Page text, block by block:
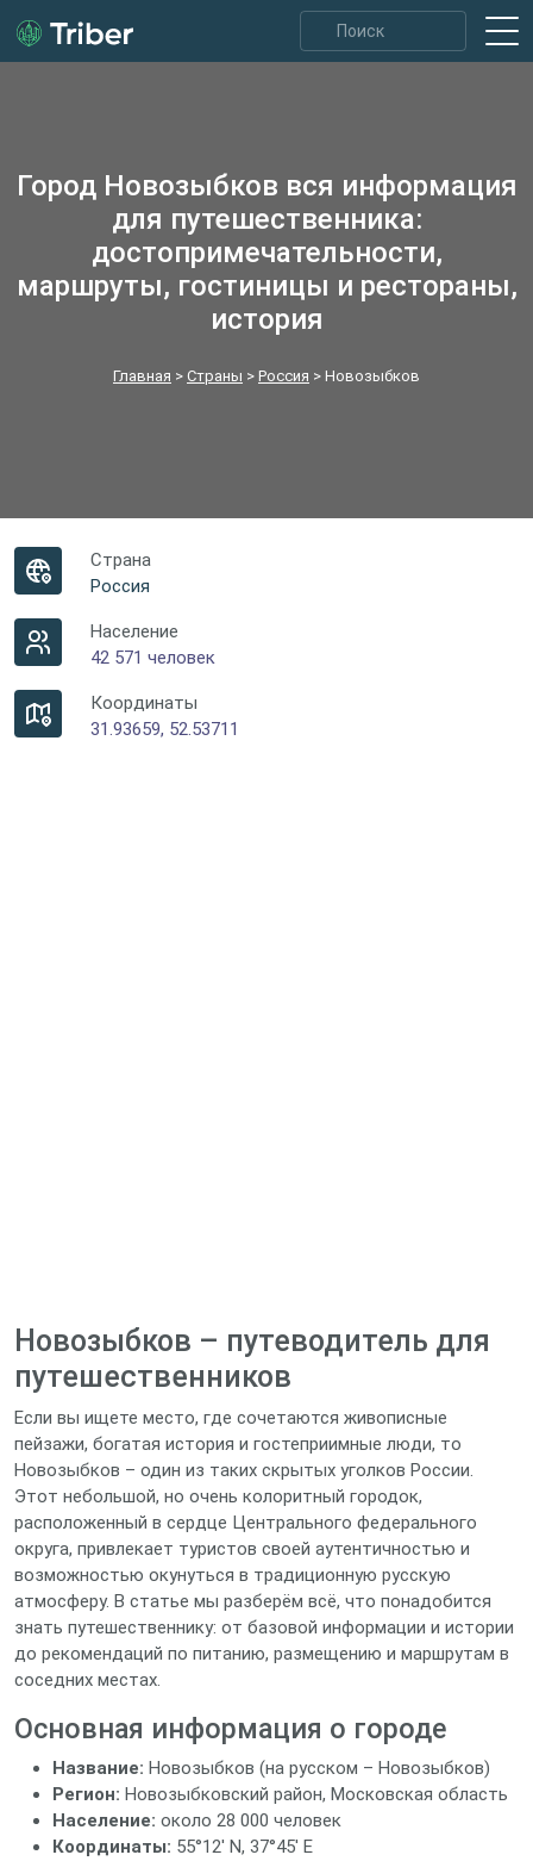
Город Новозыбков вся информация
для путешественника:
достопримечательности,
маршруты, гостиницы и рестораны,
история
Главная > Страны > Россия > Новозыбков
Страна
Россия
Население
42 571 человек
Координаты
31.93659, 52.53711
Новозыбков – путеводитель для
путешественников
Если вы ищете место, где сочетаются живописные
пейзажи, богатая история и гостеприимные люди, то
Новозыбков – один из таких скрытых уголков России.
Этот небольшой, но очень колоритный городок,
расположенный в сердце Центрального федерального
округа, привлекает туристов своей аутентичностью и
возможностью окунуться в традиционную русскую
атмосферу. В статье мы разберём всё, что понадобится
знать путешественнику: от базовой информации и истории
до рекомендаций по питанию, размещению и маршрутам в
соседних местах.
Основная информация о городе
Название: Новозыбков (на русском – Новозыбков)
Регион: Новозыбковский район, Московская область
Население: около 28 000 человек
Координаты: 55°12′ N, 37°45′ E